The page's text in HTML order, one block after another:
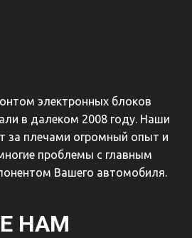
электронных блоков
в далеком 2008 году. Наши
за плечами огромный опыт и
проблемы с главным
Вашего автомобиля.
НАМ